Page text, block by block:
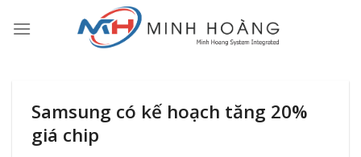
Samsung có kế hoạch tăng 20%
giá chip